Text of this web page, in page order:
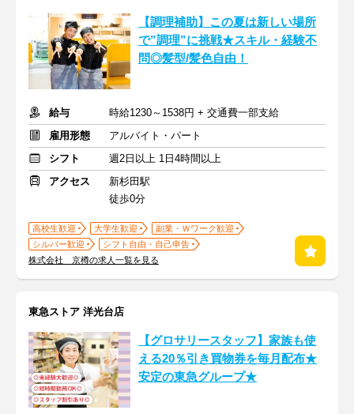
【調理補助】この夏は新しい場所
で”調理”に挑戦★スキル・経験不
問◎髪型/髪色自由！
給与
時給1230～1538円 + 交通費一部支給
雇用形態
アルバイト・パート
シフト
週2日以上 1日4時間以上
アクセス
新杉田駅
徒歩0分
高校生歓迎 大学生歓迎
副業・Ｗワーク歓迎
シルバー歓迎
シフト自由・自己申告
株式会社 京樽の求人一覧を見る
東急ストア 洋光台店
【グロサリースタッフ】家族も使
える20％引き買物券を毎月配布★
安定の東急グループ★